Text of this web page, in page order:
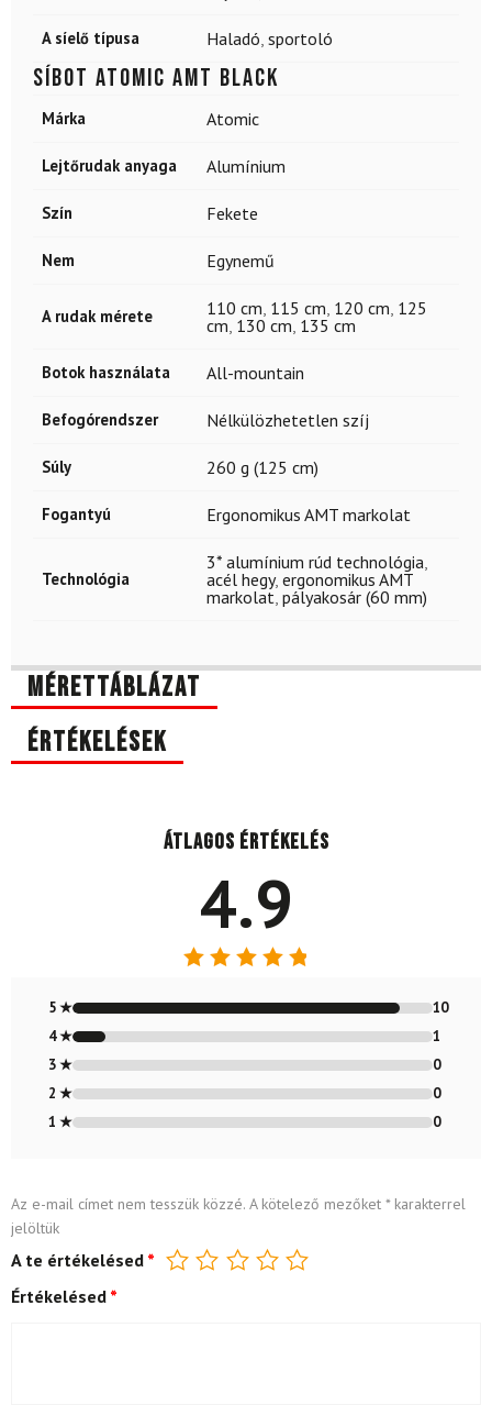
A síelő típusa Haladó sportoló
Síbot ATOMIC Amt Black
Márka Atomic
Lejtőrudak anyaga Alumínium
Szín Fekete
Nem Egynemű
A rudak mérete 110 cm 115 cm 120 cm 125
cm 130 cm 135 cm
Botok használata All-mountain
Befogórendszer Nélkülözhetetlen szíj
Súly 260 g (125 cm)
Fogantyú Ergonomikus AMT markolat
Technológia
3* alumínium rúd technológia
acél hegy, ergonomikus AMT
markolat pályakosár (60 mm)
Mérettáblázat
Értékelések
Átlagos értékelés
4.9
4.91/ 5
5 ★
10
4 ★
1
3 ★
0
2 ★
0
1 ★
0
Az e-mail címet nem tesszük közzé. A kötelező mezőket *karakterrel
jelöltük
A te értékelésed *
Értékelésed *